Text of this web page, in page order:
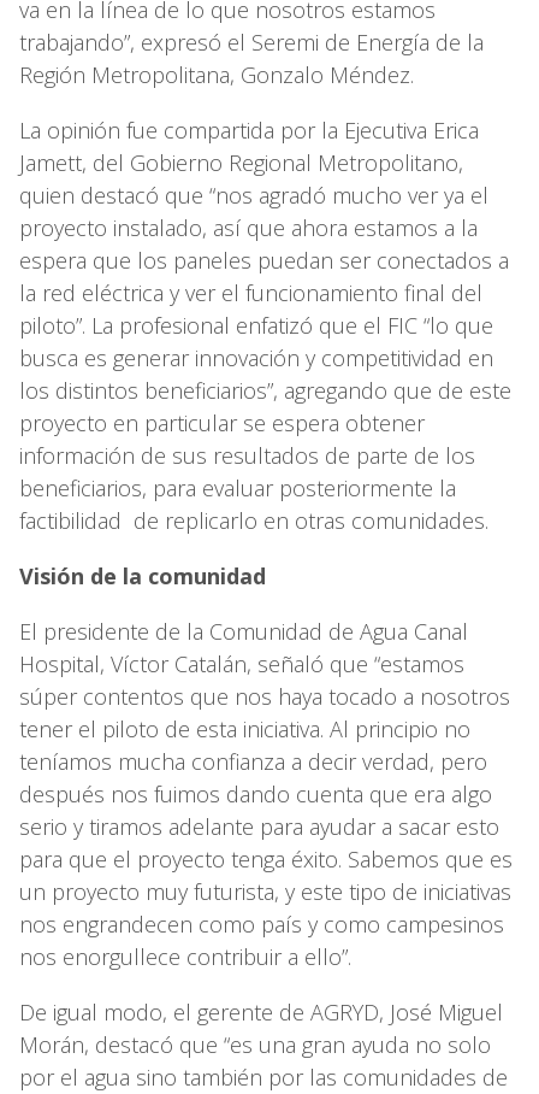
va en la línea de lo que nosotros estamos
trabajando”, expresó el Seremi de Energía de la
Región Metropolitana, Gonzalo Méndez.
La opinión fue compartida por la Ejecutiva Erica
Jamett, del Gobierno Regional Metropolitano,
quien destacó que “nos agradó mucho ver ya el
proyecto instalado, así que ahora estamos a la
espera que los paneles puedan ser conectados a
la red eléctrica y ver el funcionamiento final del
piloto”. La profesional enfatizó que el FIC “lo que
busca es generar innovación y competitividad en
los distintos beneficiarios”, agregando que de este
proyecto en particular se espera obtener
información de sus resultados de parte de los
beneficiarios, para evaluar posteriormente la
factibilidad de replicarlo en otras comunidades.
Visión de la comunidad
El presidente de la Comunidad de Agua Canal
Hospital, Víctor Catalán, señaló que “estamos
súper contentos que nos haya tocado a nosotros
tener el piloto de esta iniciativa. Al principio no
teníamos mucha confianza a decir verdad, pero
después nos fuimos dando cuenta que era algo
serio y tiramos adelante para ayudar a sacar esto
para que el proyecto tenga éxito. Sabemos que es
un proyecto muy futurista, y este tipo de iniciativas
nos engrandecen como país y como campesinos
nos enorgullece contribuir a ello”.
De igual modo, el gerente de AGRYD, José Miguel
Morán, destacó que “es una gran ayuda no solo
por el agua sino también por las comunidades de